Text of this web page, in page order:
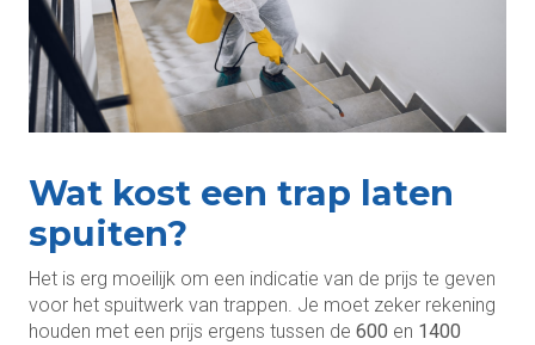
Wat kost een trap laten
spuiten?
Het is erg moeilijk om een indicatie van de prijs te geven
voor het spuitwerk van trappen. Je moet zeker rekening
houden met een prijs ergens tussen de 600 en 1400